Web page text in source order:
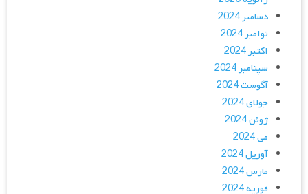
دسامبر 2024
نوامبر 2024
اکتبر 2024
سپتامبر 2024
آگوست 2024
جولای 2024
ژوئن 2024
می 2024
آوریل 2024
مارس 2024
فوریه 2024